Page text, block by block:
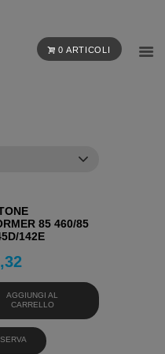
0 ARTICOLI
85 460/85
142E
AGGIUNGI AL
CARRELLO